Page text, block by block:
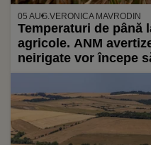
05 AUG.VERONICA MAVRODIN
Temperaturi de până
agricole. ANM
neirigate vor începe
usuce prematur